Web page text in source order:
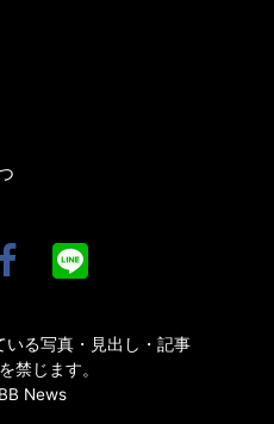
いる写真・見出し・記事
禁じます。
News